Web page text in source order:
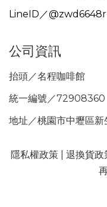
LineID／@zwd6648r
公司資訊
抬頭／名程咖啡館
統一編號／72908360
地址／桃園市中壢區
隱私權政策 退換貨政